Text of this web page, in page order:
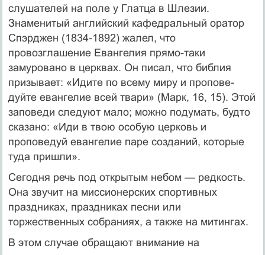
слушателей на поле у Глатца в Шлезии.
Знаменитый английский кафедральный ора­тор
Спэрджен (1834-1892) жалел, что
провозглашение Евангелия прямо-таки
замуровано в церквах. Он писал, что библия
призывает: «Идите по всему миру и пропове­
дуйте евангелие всей твари» (Марк, 16, 15). Этой
запове­ди следуют мало; можно подумать, будто
сказано: «Иди в твою особую церковь и
проповедуй евангелие паре со­зданий, которые
туда пришли».
Сегодня речь под открытым небом — редкость.
Она звучит на миссионерских спортивных
праздниках, праз­дниках песни или
торжественных собраниях, а также на митингах.
В этом случае обращают внимание на